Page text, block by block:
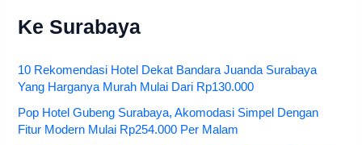
Ke Surabaya
10 Rekomendasi Hotel Dekat Bandara Juanda Surabaya
Yang Harganya Murah Mulai Dari Rp130.000
Pop Hotel Gubeng Surabaya, Akomodasi Simpel Dengan
Fitur Modern Mulai Rp254.000 Per Malam